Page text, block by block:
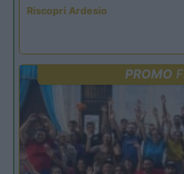
Riscopri Ardesio
PROMO